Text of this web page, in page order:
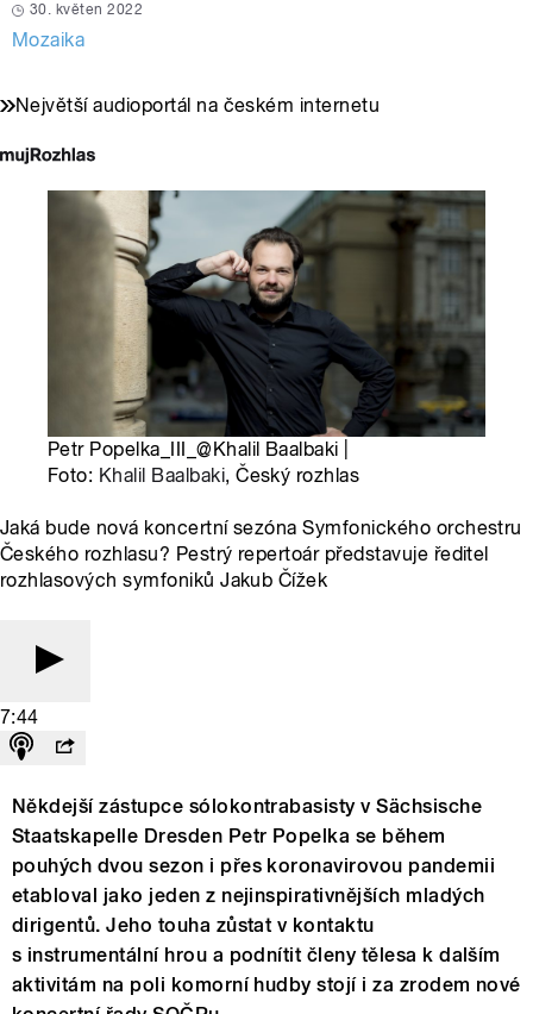
30. květen 2022
Mozaika
Největší audioportál na českém internetu
Petr Popelka_III_@Khalil Baalbaki |
Foto: Khalil Baalbaki, Český rozhlas
Jaká bude nová koncertní sezóna Symfonického orchestru
Českého rozhlasu? Pestrý repertoár představuje ředitel
rozhlasových symfoniků Jakub Čížek
7:44
Někdejší zástupce sólokontrabasisty v Sächsische
Staatskapelle Dresden Petr Popelka se během
pouhých dvou sezon i přes koronavirovou pandemii
etabloval jako jeden z nejinspirativnějších mladých
dirigentů. Jeho touha zůstat v kontaktu
s instrumentální hrou a podnítit členy tělesa k dalším
aktivitám na poli komorní hudby stojí i za zrodem nové